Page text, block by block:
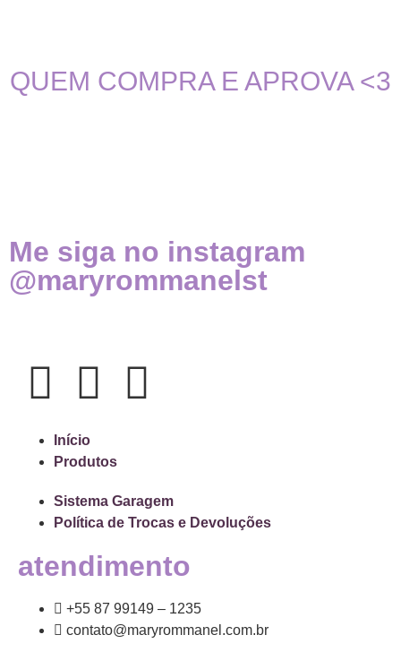
QUEM COMPRA E APROVA <3
Me siga no instagram
@maryrommanelst
Início
Produtos
Sistema Garagem
Política de Trocas e Devoluções
atendimento
+55 87 99149 – 1235
contato@maryrommanel.com.br